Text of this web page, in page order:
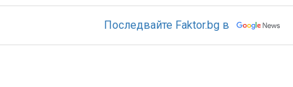
Последвайте Faktor.bg в